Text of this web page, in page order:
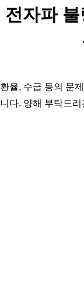
전자파
환율, 수급 등의 문
니다. 양해 부탁드리